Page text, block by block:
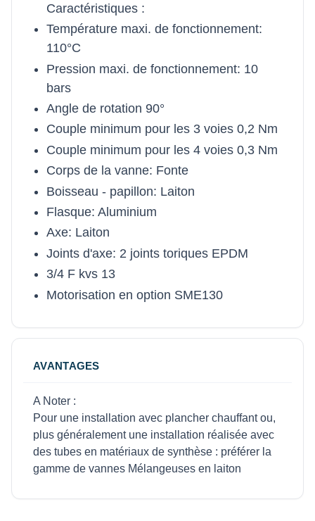
Caractéristiques :
Température maxi. de fonctionnement:
110°C
Pression maxi. de fonctionnement: 10
bars
Angle de rotation 90°
Couple minimum pour les 3 voies 0,2 Nm
Couple minimum pour les 4 voies 0,3 Nm
Corps de la vanne: Fonte
Boisseau - papillon: Laiton
Flasque: Aluminium
Axe: Laiton
Joints d'axe: 2 joints toriques EPDM
3/4 F kvs 13
Motorisation en option SME130
AVANTAGES
A Noter :
Pour une installation avec plancher chauffant ou,
plus généralement une installation réalisée avec
des tubes en matériaux de synthèse : préférer la
gamme de vannes Mélangeuses en laiton